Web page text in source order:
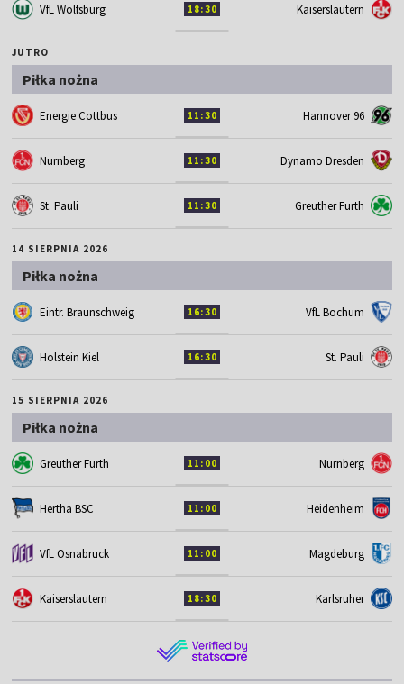
VfL Wolfsburg 18:30 Kaiserslautern
JUTRO
Piłka nożna
Energie Cottbus 11:30 Hannover 96
Nurnberg 11:30 Dynamo Dresden
St. Pauli 11:30 Greuther Furth
14 SIERPNIA 2026
Piłka nożna
Eintr. Braunschweig 16:30 VfL Bochum
Holstein Kiel 16:30 St. Pauli
15 SIERPNIA 2026
Piłka nożna
Greuther Furth 11:00 Nurnberg
Hertha BSC 11:00 Heidenheim
VfL Osnabruck 11:00 Magdeburg
Kaiserslautern 18:30 Karlsruher